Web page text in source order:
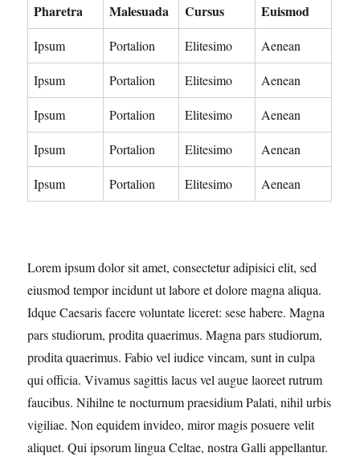
Pharetra Malesuada Cursus Euismod
Ipsum Portalion Elitesimo Aenean
Ipsum Portalion Elitesimo Aenean
Ipsum Portalion Elitesimo Aenean
Ipsum Portalion Elitesimo Aenean
Ipsum Portalion Elitesimo Aenean
Lorem ipsum dolor sit amet, consectetur adipisici elit, sed
eiusmod tempor incidunt ut labore et dolore magna aliqua.
Idque Caesaris facere voluntate liceret: sese habere. Magna
pars studiorum, prodita quaerimus. Magna pars studiorum,
prodita quaerimus. Fabio vel iudice vincam, sunt in culpa
qui officia. Vivamus sagittis lacus vel augue laoreet rutrum
faucibus. Nihilne te nocturnum praesidium Palati, nihil urbis
vigiliae. Non equidem invideo, miror magis posuere velit
aliquet. Qui ipsorum lingua Celtae, nostra Galli appellantur.